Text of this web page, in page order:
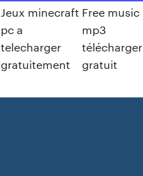
Jeux minecraft
pc a
telecharger
gratuitement
Free music
mp3
télécharger
gratuit